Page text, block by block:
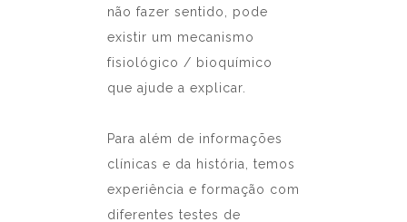
não fazer sentido, pode
existir um mecanismo
fisiológico / bioquímico
que ajude a explicar.
Para além de informações
clínicas e da história, temos
experiência e formação com
diferentes testes de